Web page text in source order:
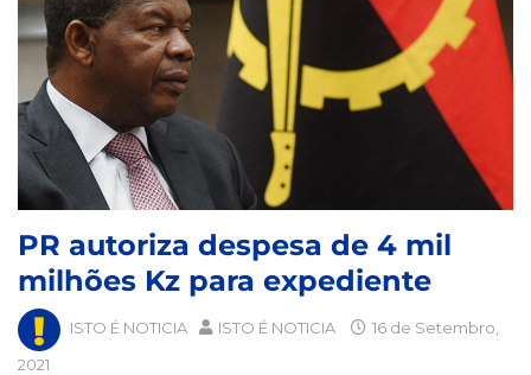
PR autoriza despesa de 4 mil
milhões Kz para expediente
ISTO É NOTICIA ISTO É NOTICIA
16 de Setembro,
2021